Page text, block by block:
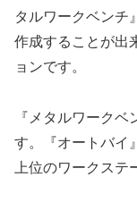
タルワークベンチ
作成することが出
ョンです。
『メタルワーク
す。『オートバイ
上位のワークステ